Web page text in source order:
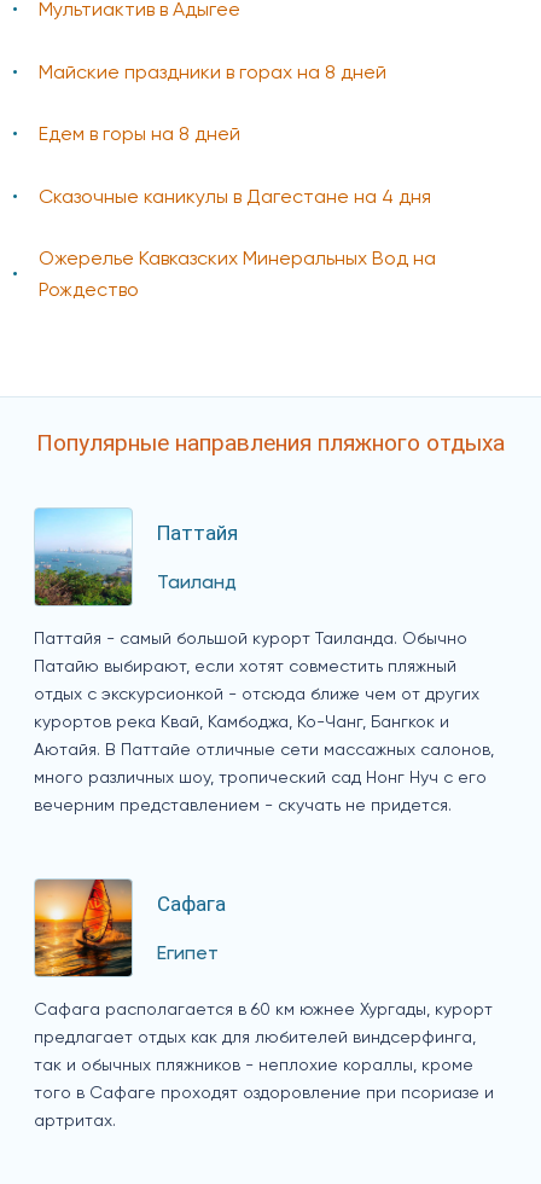
Мультиактив в Адыгее
Майские праздники в горах на 8 дней
Едем в горы на 8 дней
Сказочные каникулы в Дагестане на 4 дня
Ожерелье Кавказских Минеральных Вод на
Рождество
Популярные направления пляжного отдыха
Паттайя
Таиланд
Паттайя - самый большой курорт Таиланда. Обычно
Патайю выбирают, если хотят совместить пляжный
отдых с экскурсионкой - отсюда ближе чем от других
курортов река Квай, Камбоджа, Ко-Чанг, Бангкок и
Аютайя. В Паттайе отличные сети массажных салонов,
много различных шоу, тропический сад Нонг Нуч с его
вечерним представлением - скучать не придется.
Сафага
Египет
Сафага располагается в 60 км южнее Хургады, курорт
предлагает отдых как для любителей виндсерфинга,
так и обычных пляжников - неплохие кораллы, кроме
того в Сафаге проходят оздоровление при псориазе и
артритах.